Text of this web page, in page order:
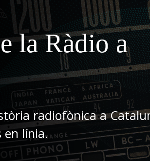
la Ràdio a
radiofònica a
en línia.